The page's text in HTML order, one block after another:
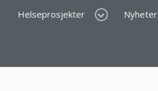
Helseprosjekter Nyheter